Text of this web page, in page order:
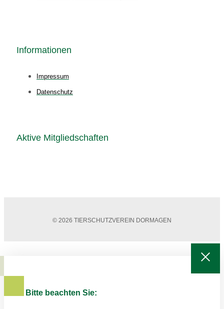
Informationen
Impressum
Datenschutz
Aktive Mitgliedschaften
© 2026 TIERSCHUTZVEREIN DORMAGEN
Bitte beachten Sie: